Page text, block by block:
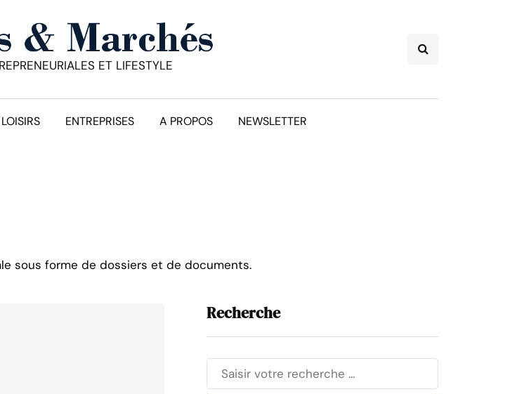
ET LIFESTYLE
LOISIRS ENTREPRISES A PROPOS NEWSLETTER
sous forme de dossiers et de documents.
Recherche